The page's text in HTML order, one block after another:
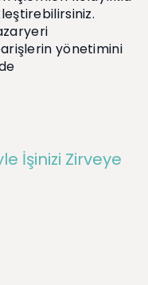
yönetimini
İşinizi Zirveye